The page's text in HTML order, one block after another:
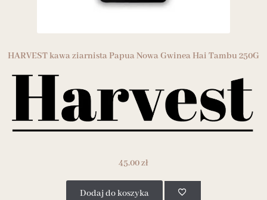
HARVEST kawa ziarnista Papua Nowa Gwinea Hai Tambu 250G
45.00zł
Dodaj do koszyka